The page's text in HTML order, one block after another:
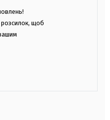
розсилок, щоб